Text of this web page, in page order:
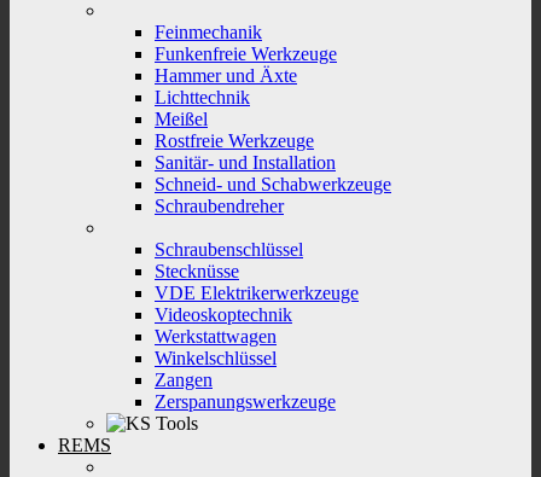
Feinmechanik
Funkenfreie Werkzeuge
Hammer und Äxte
Lichttechnik
Meißel
Rostfreie Werkzeuge
Sanitär- und Installation
Schneid- und Schabwerkzeuge
Schraubendreher
Schraubenschlüssel
Stecknüsse
VDE Elektrikerwerkzeuge
Videoskoptechnik
Werkstattwagen
Winkelschlüssel
Zangen
Zerspanungswerkzeuge
REMS